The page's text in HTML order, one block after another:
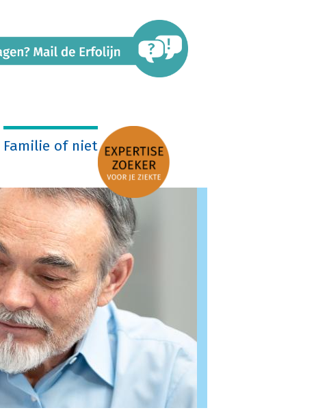
Familie of niet